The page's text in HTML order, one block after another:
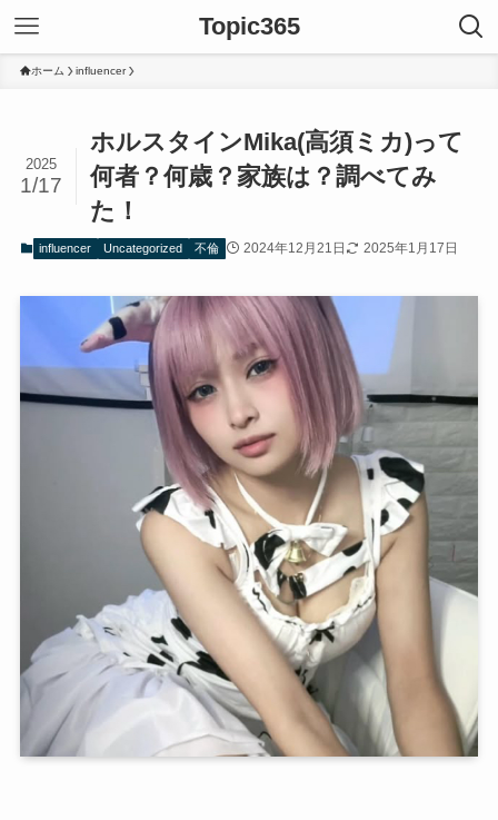
Topic365
ホーム influencer
ホルスタインMika(高須ミカ)って
何者？何歳？家族は？調べてみ
た！
2025
1/17
influencer Uncategorized 不倫 2024年12月21日 2025年1月17日